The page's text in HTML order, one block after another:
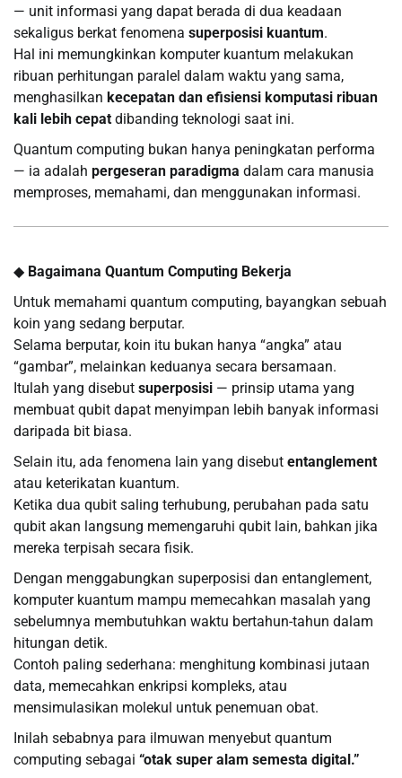
— unit informasi yang dapat berada di dua keadaan
sekaligus berkat fenomena superposisi kuantum.
Hal ini memungkinkan komputer kuantum melakukan
ribuan perhitungan paralel dalam waktu yang sama,
menghasilkan kecepatan dan efisiensi komputasi ribuan
kali lebih cepat dibanding teknologi saat ini.
Quantum computing bukan hanya peningkatan performa
— ia adalah pergeseran paradigma dalam cara manusia
memproses, memahami, dan menggunakan informasi.
◆ Bagaimana Quantum Computing Bekerja
Untuk memahami quantum computing, bayangkan sebuah
koin yang sedang berputar.
Selama berputar, koin itu bukan hanya “angka” atau
“gambar”, melainkan keduanya secara bersamaan.
Itulah yang disebut superposisi — prinsip utama yang
membuat qubit dapat menyimpan lebih banyak informasi
daripada bit biasa.
Selain itu, ada fenomena lain yang disebut entanglement
atau keterikatan kuantum.
Ketika dua qubit saling terhubung, perubahan pada satu
qubit akan langsung memengaruhi qubit lain, bahkan jika
mereka terpisah secara fisik.
Dengan menggabungkan superposisi dan entanglement,
komputer kuantum mampu memecahkan masalah yang
sebelumnya membutuhkan waktu bertahun-tahun dalam
hitungan detik.
Contoh paling sederhana: menghitung kombinasi jutaan
data, memecahkan enkripsi kompleks, atau
mensimulasikan molekul untuk penemuan obat.
Inilah sebabnya para ilmuwan menyebut quantum
computing sebagai “otak super alam semesta digital.”